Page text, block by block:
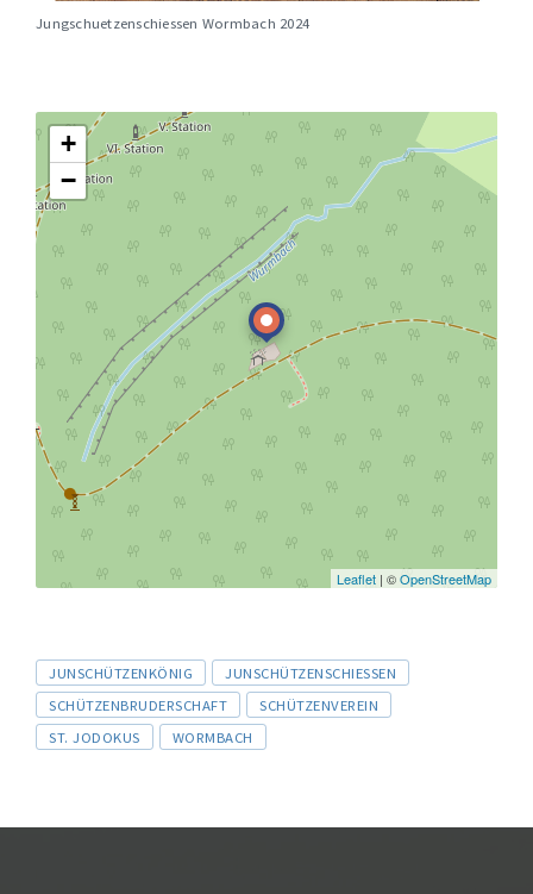
Jungschuetzenschiessen Wormbach 2024
+
−
Leaflet | ©OpenStreetMap
Tags
JUNSCHÜTZENKÖNIG
JUNSCHÜTZENSCHIESSEN
SCHÜTZENBRUDERSCHAFT
SCHÜTZENVEREIN
ST. JODOKUS
WORMBACH